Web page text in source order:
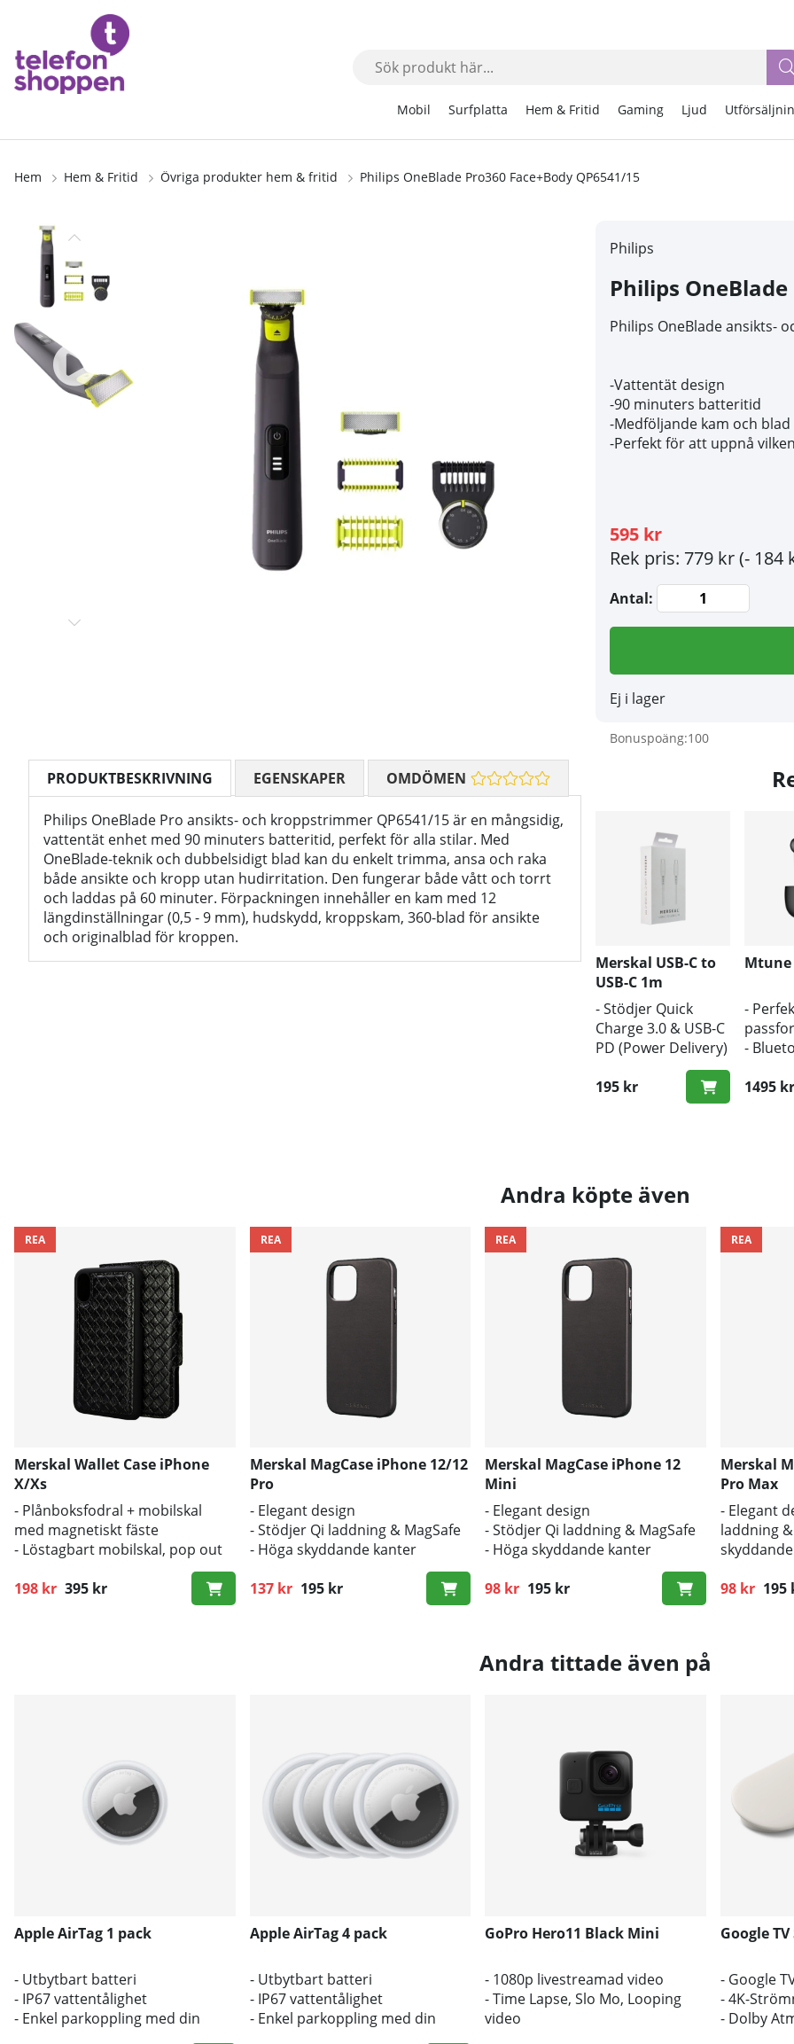
Mobil Surfplatta Hem & Fritid Gaming Ljud
Hem Hem & Fritid Övriga produkter hem & fritid Philips OneBlade Pro360 Face+Body QP6541/15
Produktbilder
Philips
Philips OneBlade
Philips OneBlade ansikts-
-Vattentät design
-90 minuters batteritid
-Medföljande kam och
-Perfekt för att uppnå
595 kr
Rek pris: 779 kr(- 184
Antal:
Ej i lager
Bonuspoäng:100
PRODUKTBESKRIVNING
Philips OneBlade Pro ansikts- och kroppstrimmer QP6541/15 är en mångsidig,
vattentät enhet med 90 minuters batteritid, perfekt för alla stilar. Med
OneBlade-teknik och dubbelsidigt blad kan du enkelt trimma, ansa och raka
både ansikte och kropp utan hudirritation. Den fungerar både vått och torrt
och laddas på 60 minuter. Förpackningen innehåller en kam med 12
längdinställningar (0,5 - 9 mm), hudskydd, kroppskam, 360-blad för ansikte
och originalblad för kroppen.
EGENSKAPER OMDÖMEN
Merskal USB-C to
USB-C 1m
- Stödjer Quick
Charge 3.0 & USB-C
PD (Power Delivery)
- Snabb hastighet
195 kr
Mtune
-
-
-
1495 kr
Andra köpte även
REA
Merskal Wallet Case iPhone
X/Xs
- Plånboksfodral + mobilskal
med magnetiskt fäste
- Löstagbart mobilskal, pop out
198 kr 395 kr
Ordinarie pris:
REA
Merskal MagCase iPhone 12/12
Pro
- Elegant design
- Stödjer Qi laddning & MagSafe
- Höga skyddande kanter
137 kr 195 kr
Ordinarie pris:
REA
Merskal MagCase iPhone 12
Mini
- Elegant design
- Stödjer Qi laddning & MagSafe
- Höga skyddande kanter
98 kr 195 kr
Ordinarie pris:
REA
Merskal
Pro Max
- Elegant
laddning
detaljer i
98 kr 195
Ordinarie
Andra tittade även på
Apple AirTag 1 pack
- Utbytbart batteri
- IP67 vattentålighet
- Enkel parkoppling med din
Apple AirTag 4 pack
- Utbytbart batteri
- IP67 vattentålighet
- Enkel parkoppling med din
GoPro Hero11 Black Mini
- 1080p livestreamad video
- Time Lapse, Slo Mo, Looping
video
Google
- Google
- 4K-
- Dolby